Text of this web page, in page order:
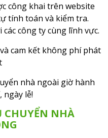
công khai trên website
tính toán và kiểm tra.
công ty cùng lĩnh vực.
cam kết không phí phát
nhà ngoài giờ hành
ngày lễ!
CHUYỂN NHÀ